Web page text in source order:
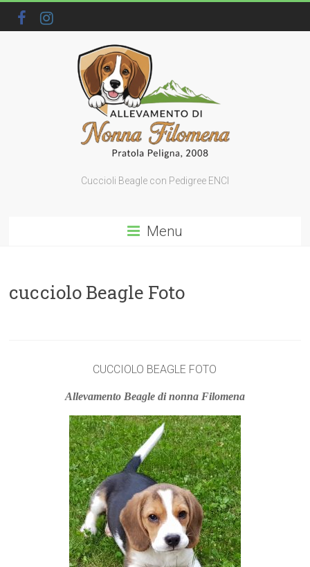
Cuccioli Beagle con Pedigree ENCI
Menu
cucciolo Beagle Foto
CUCCIOLO BEAGLE FOTO
Allevamento Beagle di nonna Filomena